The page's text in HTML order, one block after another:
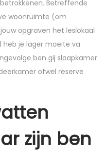
Betreffende
woonruimte (om
opgraven het leslokaal
heb je lager moeite va
ben gij slaapkamer
ofwel reserve
zijn ben